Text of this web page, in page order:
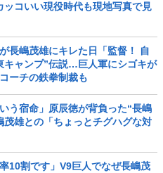
コいい現役時代も現地写真で見
長嶋茂雄にキレた日「監督！ 自
キャンプ”伝説…巨人軍にシゴキが
ーチの鉄拳制裁も
う宿命」原辰徳が背負った“長嶋
雄との「ちょっとチグハグな対
10割です」V9巨人でなぜ長嶋茂